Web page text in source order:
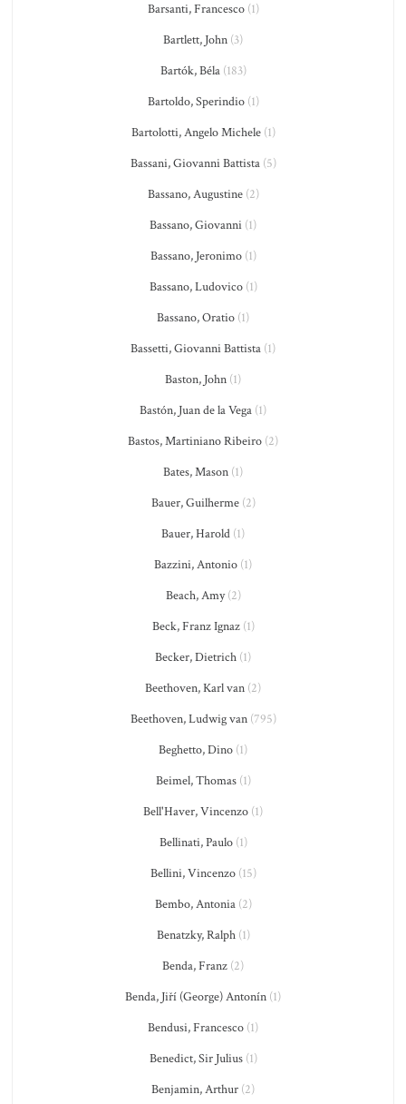
Barsanti, Francesco(1)
Bartlett, John (3)
Bartók, Béla(183)
Bartoldo, Sperindio(1)
Bartolotti, Angelo Michele(1)
Bassani, Giovanni Battista(5)
Bassano, Augustine(2)
Bassano, Giovanni (1)
Bassano, Jeronimo(1)
Bassano, Ludovico(1)
Bassano, Oratio (1)
Bassetti, Giovanni Battista (1)
Baston, John (1)
Bastón, Juan de la Vega (1)
Bastos, Martiniano Ribeiro (2)
Bates, Mason (1)
Bauer, Guilherme(2)
Bauer, Harold (1)
Bazzini, Antonio (1)
Beach, Amy(2)
Beck, Franz Ignaz(1)
Becker, Dietrich (1)
Beethoven, Karl van (2)
Beethoven, Ludwig van(795)
Beghetto, Dino (1)
Beimel, Thomas(1)
Bell'Haver, Vincenzo (1)
Bellinati, Paulo(1)
Bellini, Vincenzo(15)
Bembo, Antonia(2)
Benatzky, Ralph(1)
Benda, Franz (2)
Benda, Jiří (George) Antonín (1)
Bendusi, Francesco (1)
Benedict, Sir Julius(1)
Benjamin, Arthur (2)